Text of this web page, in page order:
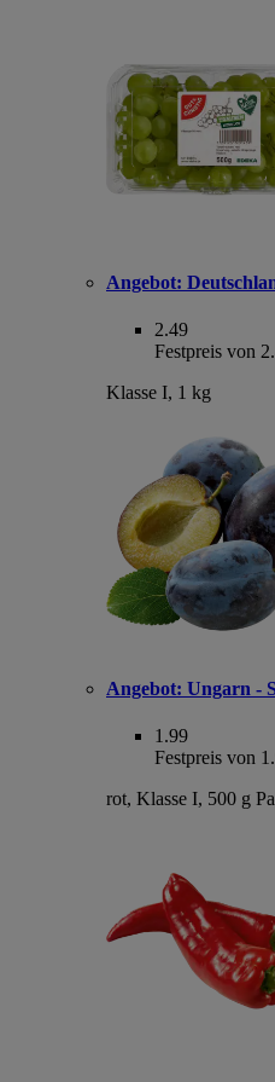
Angebot:
2.49
Festpreis von
Klasse I, 1 kg
Angebot: Ungarn -
1.99
Festpreis von
rot, Klasse I, 500 g